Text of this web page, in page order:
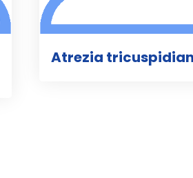
Atrezia